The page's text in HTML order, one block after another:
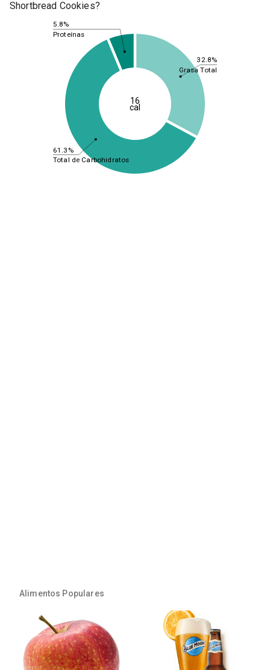
Shortbread Cookies?
32.8%
61.3%
5.8%
Grasa Total
Total de Carbohidratos
Proteínas
16
cal
Alimentos Populares